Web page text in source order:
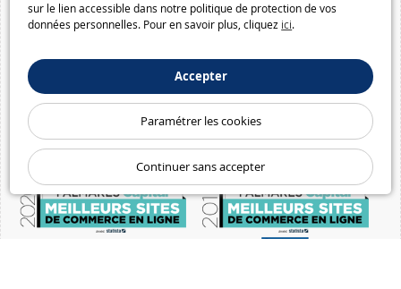
sur le lien accessible dans notre politique de protection de vos
données personnelles. Pour en savoir plus, cliquez ici.
Accepter
Paramétrer les cookies
Continuer sans accepter